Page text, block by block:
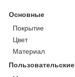
Основные
Покрытие
Цвет
Материал